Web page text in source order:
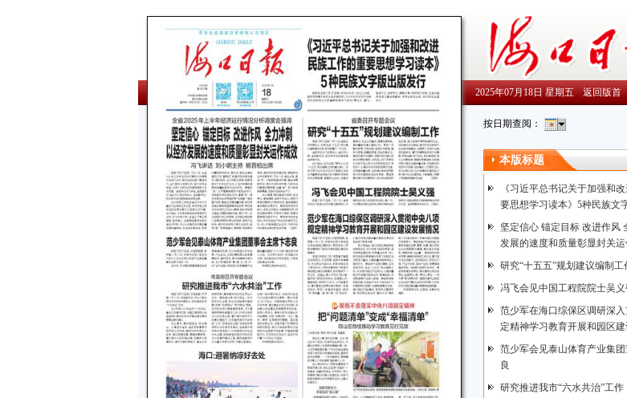
2025年07月18日 星期五 返回版首
按日期查阅：
本版标题
《习近平总书记关于加强和
要思想学习读本》5种民族文
坚定信心 锚定目标 改进作风
发展的速度和质量彰显封关
研究“十五五”规划建议编制工
冯飞会见中国工程院院士吴
范少军在海口综保区调研深
定精神学习教育开展和园区
范少军会见泰山体育产业集
良
研究推进我市“六水共治”工作